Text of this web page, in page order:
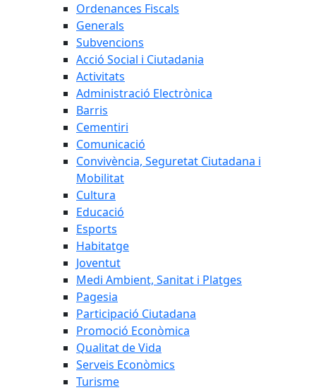
Ordenances Fiscals
Generals
Subvencions
Acció Social i Ciutadania
Activitats
Administració Electrònica
Barris
Cementiri
Comunicació
Convivència, Seguretat Ciutadana i
Mobilitat
Cultura
Educació
Esports
Habitatge
Joventut
Medi Ambient, Sanitat i Platges
Pagesia
Participació Ciutadana
Promoció Econòmica
Qualitat de Vida
Serveis Econòmics
Turisme